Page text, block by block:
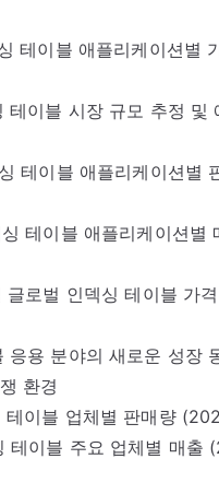
테이블 애플리케이션별
테이블 시장 규모 추정
테이블 애플리케이션별
테이블 애플리케이션별
로벌 인덱싱 테이블 가
응용 분야의 새로운 성장
환경
테이블 업체별 판매량
테이블 주요 업체별 매출